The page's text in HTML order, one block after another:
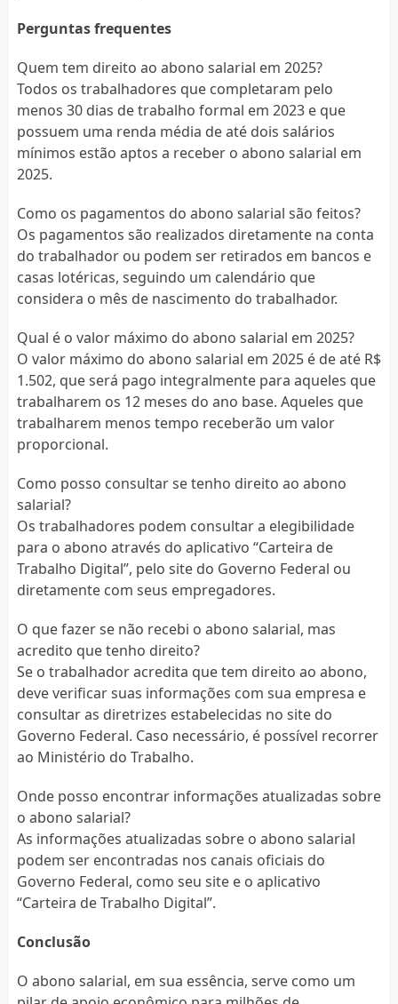
Perguntas frequentes
Quem tem direito ao abono salarial em 2025?
Todos os trabalhadores que completaram pelo
menos 30 dias de trabalho formal em 2023 e que
possuem uma renda média de até dois salários
mínimos estão aptos a receber o abono salarial em
2025.
Como os pagamentos do abono salarial são feitos?
Os pagamentos são realizados diretamente na conta
do trabalhador ou podem ser retirados em bancos e
casas lotéricas, seguindo um calendário que
considera o mês de nascimento do trabalhador.
Qual é o valor máximo do abono salarial em 2025?
O valor máximo do abono salarial em 2025 é de até R$
1.502, que será pago integralmente para aqueles que
trabalharem os 12 meses do ano base. Aqueles que
trabalharem menos tempo receberão um valor
proporcional.
Como posso consultar se tenho direito ao abono
salarial?
Os trabalhadores podem consultar a elegibilidade
para o abono através do aplicativo “Carteira de
Trabalho Digital”, pelo site do Governo Federal ou
diretamente com seus empregadores.
O que fazer se não recebi o abono salarial, mas
acredito que tenho direito?
Se o trabalhador acredita que tem direito ao abono,
deve verificar suas informações com sua empresa e
consultar as diretrizes estabelecidas no site do
Governo Federal. Caso necessário, é possível recorrer
ao Ministério do Trabalho.
Onde posso encontrar informações atualizadas sobre
o abono salarial?
As informações atualizadas sobre o abono salarial
podem ser encontradas nos canais oficiais do
Governo Federal, como seu site e o aplicativo
“Carteira de Trabalho Digital”.
Conclusão
O abono salarial, em sua essência, serve como um